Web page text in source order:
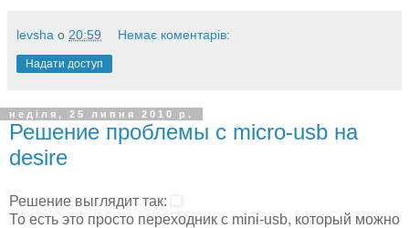
levsha о 20:59 Немає коментарів:
Надати доступ
неділя, 25 липня 2010 р.
Решение проблемы с micro-usb на
desire
Решение выглядит так:
То есть это просто переходник с mini-usb, который можно